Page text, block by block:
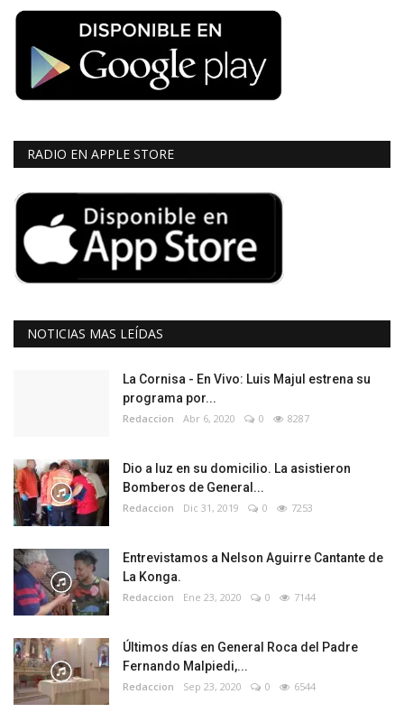
RADIO EN APPLE STORE
NOTICIAS MAS LEÍDAS
La Cornisa - En Vivo: Luis Majul estrena su
programa por...
Redaccion Abr 6, 2020 0 8287
Dio a luz en su domicilio. La asistieron
Bomberos de General...
Redaccion Dic 31, 2019 0 7253
Entrevistamos a Nelson Aguirre Cantante de
La Konga.
Redaccion Ene 23, 2020 0 7144
Últimos días en General Roca del Padre
Fernando Malpiedi,...
Redaccion Sep 23, 2020 0 6544